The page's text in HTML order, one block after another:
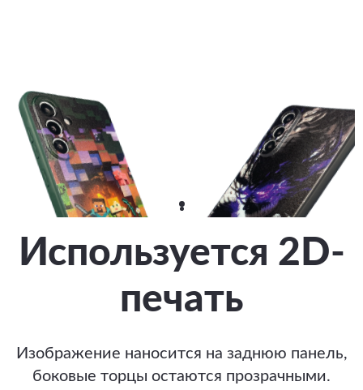
Используется 2D-
печать
Изображение наносится на заднюю панель,
боковые торцы остаются прозрачными.